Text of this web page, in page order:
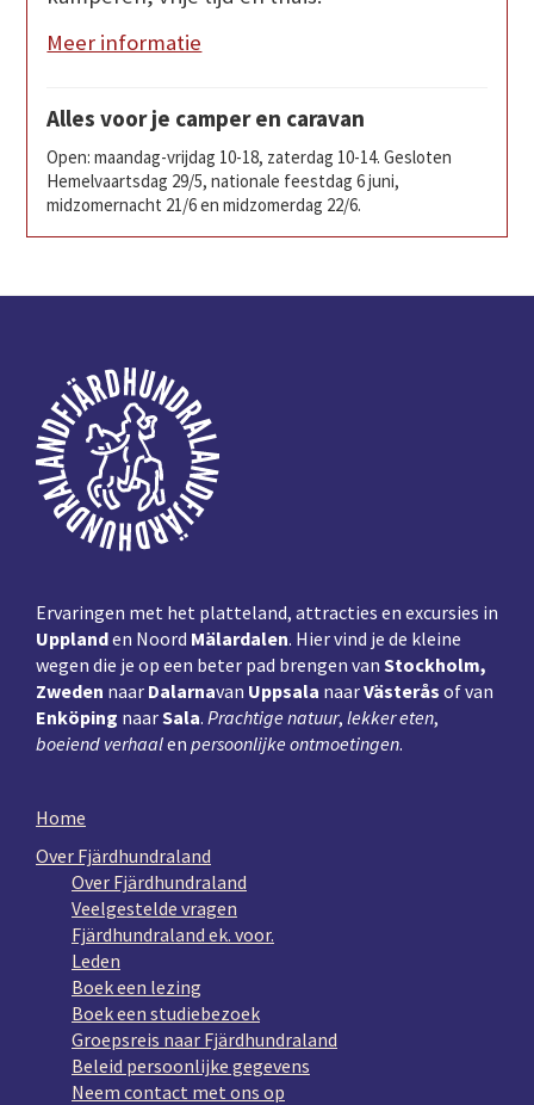
Meer informatie
Alles voor je camper en caravan
Open: maandag-vrijdag 10-18, zaterdag 10-14. Gesloten
Hemelvaartsdag 29/5, nationale feestdag 6 juni,
midzomernacht 21/6 en midzomerdag 22/6.
Voettekst
Ervaringen met het platteland, attracties en excursies in
Upplanden Noord Mälardalen. Hier vind je de kleine
wegen die je op een beter pad brengen van Stockholm,
Zweden naar Dalarnavan Uppsala naarVästerås of van
Enköping naarSala. Prachtige natuur, lekker eten,
boeiend verhaalen persoonlijke ontmoetingen.
Home
Over Fjärdhundraland
Over Fjärdhundraland
Veelgestelde vragen
Fjärdhundraland ek. voor.
Leden
Boek een lezing
Boek een studiebezoek
Groepsreis naar Fjärdhundraland
Beleid persoonlijke gegevens
Neem contact met ons op